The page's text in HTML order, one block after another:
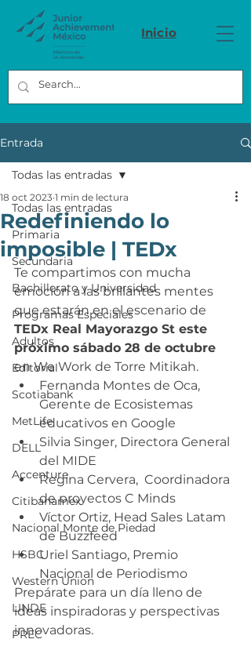
Inicio
Entrada
Todas las entradas
Primaria
Secundaria
Bachillerato y Universidad
Programas Especiales
Adultos
Editorial
Scotiabank
MetLife
DELL
Accenture
Citibanamex
Nacional Monte de Piedad
HSBC
Western Union
LINDE
PREC
Todas las entradas
Redefiniendo lo
imposible | TEDx
18 oct 2023 1 min de lectura
Te compartimos con mucha
emoción a las brillantes mentes
que estarán en el escenario de
TEDx Real Mayorazgo St este
próximo sábado 28 de octubre
en We Work de Torre Mitikah.
Fernanda Montes de Oca,
Gerente de Ecosistemas
educativos en Google
Silvia Singer, Directora General
del MIDE
Regina Cervera,  Coordinadora
de proyectos C Minds
Víctor Ortiz, Head Sales Latam
de Buzzfeed
Uriel Santiago, Premio
Nacional de Periodismo
Prepárate para un día lleno de
ideas inspiradoras y perspectivas
innovadoras.